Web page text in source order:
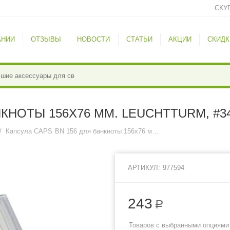
ОТЗЫВЫ НОВОСТИ СТАТЬИ АКЦИИ
156Х76 ММ. LEUCHTTURM,
/ Капсула CAPS BN 156 для банкноты 156х76 мм. Leuchtturm, #344766
АРТИКУЛ: 977594
243 Р
Товаров с выбранными опциями